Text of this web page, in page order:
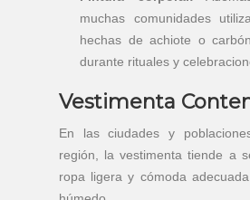
muchas comunidades
hechas de achiote o
durante rituales y
Vestimenta
En las ciudades y
región, la vestimenta tiende a
ropa ligera y cómoda